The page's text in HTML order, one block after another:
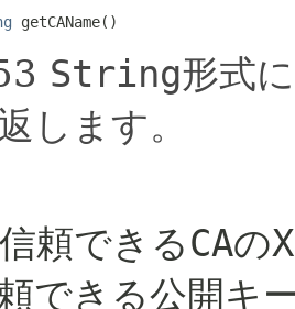
getCAName()
String形式
します。
頼できるCA
できる公開